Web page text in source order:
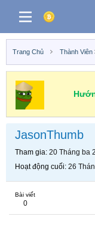
Trang Chủ Thành Viên
JasonThumb
Tham gia 20 Tháng ba
Hoạt động cuối 26
Bài viết
0